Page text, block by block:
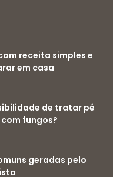
receita simples e
em casa
de tratar pé
fungos?
geradas pelo